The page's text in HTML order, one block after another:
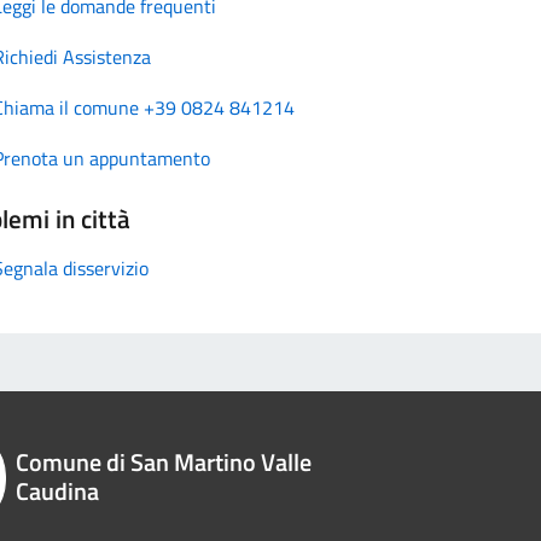
Assistenza
il comune +39 0824 841214
un appuntamento
in città
disservizio
Comune di San Martino Valle
Caudina